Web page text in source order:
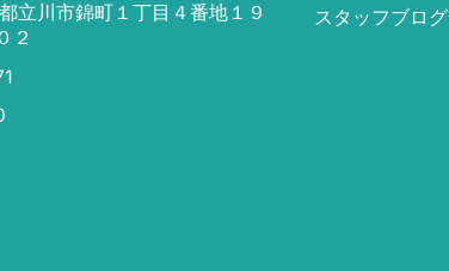
立川市錦町１丁目４番地１９
２
スタッフブログ